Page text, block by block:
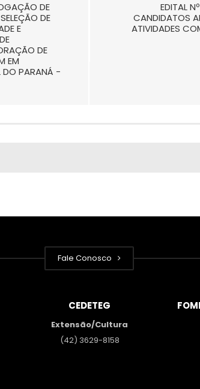
DE
DE
E
DE
EM
DO PARANÁ -
EDITAL
CANDIDATOS
ATIVIDADES
Fale Conosco
CEDETEG
Extensão/Cultura
(42) 3629-8158